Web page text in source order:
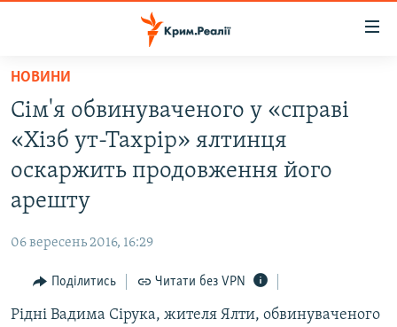
Перейти
основного
матеріалу
до
основної
Перейти
пошуку
НОВИНИ
ВОДА.КРИМ
ВІДЕО ТА ФОТО
ПОГЛЯД
ІНТЕРВ'Ю
ВСЕ ЗА ДЕНЬ
НОВИНИ
Сім'я обвинуваченого у «справі
«Хізб ут-Тахрір» ялтинця
оскаржить продовження його
арешту
06 вересень 2016, 16:29
Поділитись Читати без VPN
Рідні Вадима Сірука, жителя Ялти, обвинуваченого